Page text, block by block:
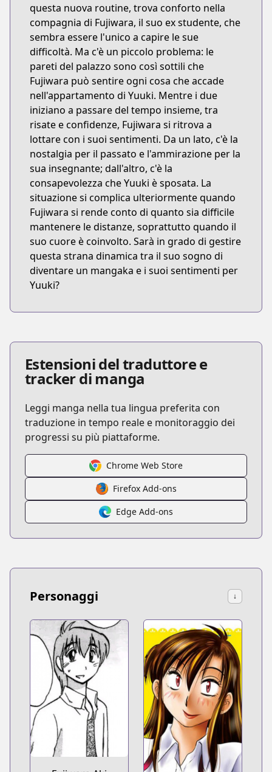
questa nuova routine, trova conforto nella
compagnia di Fujiwara, il suo ex studente, che
sembra essere l'unico a capire le sue
difficoltà. Ma c'è un piccolo problema: le
pareti del palazzo sono così sottili che
Fujiwara può sentire ogni cosa che accade
nell'appartamento di Yuuki. Mentre i due
iniziano a passare del tempo insieme, tra
risate e confidenze, Fujiwara si ritrova a
lottare con i suoi sentimenti. Da un lato, c'è la
nostalgia per il passato e l'ammirazione per la
sua insegnante; dall'altro, c'è la
consapevolezza che Yuuki è sposata. La
situazione si complica ulteriormente quando
Fujiwara si rende conto di quanto sia difficile
mantenere le distanze, soprattutto quando il
suo cuore è coinvolto. Sarà in grado di gestire
questa strana dinamica tra il suo sogno di
diventare un mangaka e i suoi sentimenti per
Yuuki?
Estensioni del traduttore e
tracker di manga
Leggi manga nella tua lingua preferita con
traduzione in tempo reale e monitoraggio dei
progressi su più piattaforme.
Chrome Web Store
Firefox Add-ons
Edge Add-ons
Personaggi ↓